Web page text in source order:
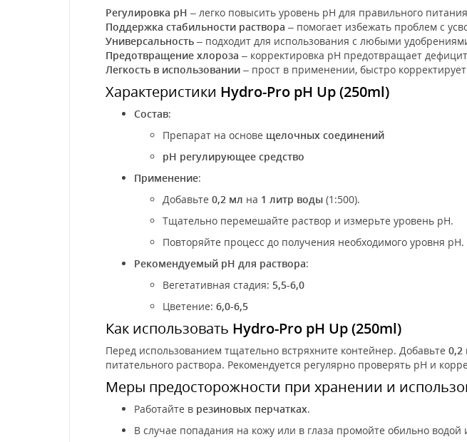
Регулировка pH – легко повысить уровень pH для правильного
Поддержка стабильности раствора – помогает избежать проблем с
Универсальность – подходит для использования с любыми
Предотвращение хлороза – корректировка pH предотвращает
Легкость в использовании – прост в применении, быстро
Характеристики Hydro-Pro pH Up (250ml)
Состав:
Препарат на основе щелочных соединений
pH регулирующее средство
Применение:
Добавьте 0,2 мл на 1 литр воды (1:500).
Тщательно перемешайте раствор и измерьте уровень pH.
Повторяйте процесс до получения необходимого уровня pH.
Рекомендуемый pH для раствора:
Вегетативная стадия: 5,5-6,0
Цветение: 6,0-6,5
Как использовать Hydro-Pro pH Up (250ml)
Перед использованием тщательно встряхните контейнер. Добавьте 0,2
питательного раствора. Рекомендуется регулярно проверять pH и
Меры предосторожности при хранении и
Работайте в резиновых перчатках.
В случае попадания на кожу или в глаза промойте обильно водой